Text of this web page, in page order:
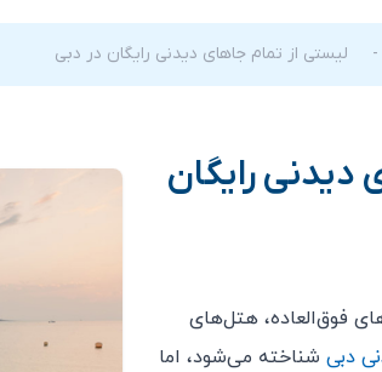
- لیستی از تمام جاهای دیدنی رایگان در دبی
دیدنی رایگان
فوق‌العاده، هتل‌های
دبی شناخته می‌شود، اما